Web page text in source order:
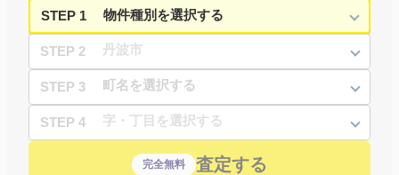
STEP 1
STEP 2
STEP 3
STEP 4
完全無料 査定する